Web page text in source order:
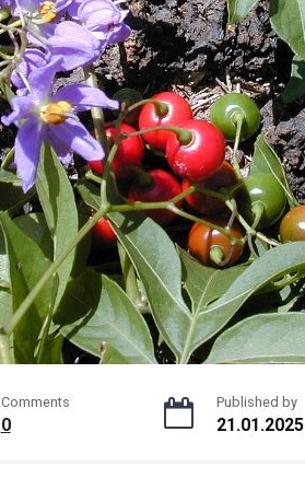
Comments
0
Published by
21.01.2025